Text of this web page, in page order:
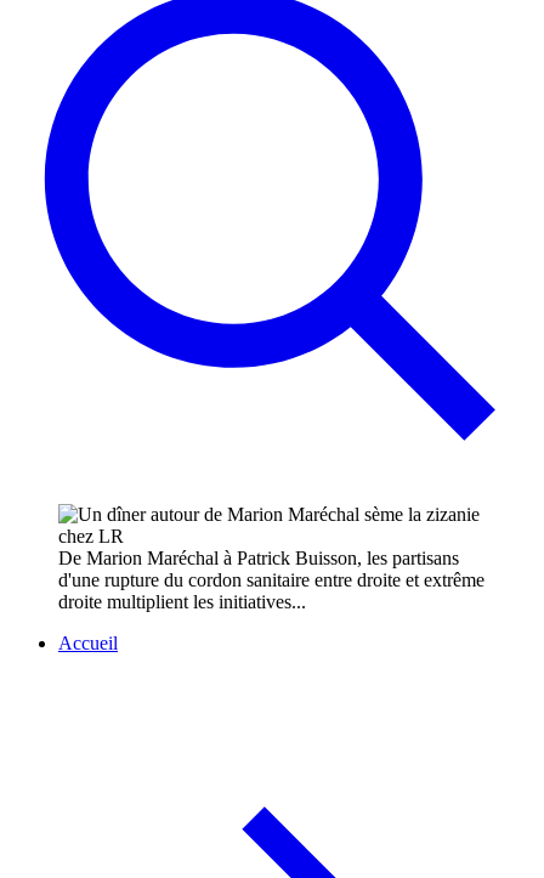
De Marion Maréchal à Patrick Buisson, les partisans
d'une rupture du cordon sanitaire entre droite et extrême
droite multiplient les initiatives...
Accueil